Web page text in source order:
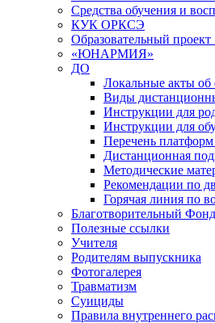
Средства обучения и
КУК ОРКСЭ
Образовательный проект
«ЮНАРМИЯ»
ДО
Локальные акты
Виды
Инструкции для
Инструкции для
Перечень
Дистанционная
Методические
Рекомендации по
Горячая линия по
Благотворительный Фонд
Полезные ссылки
Учителя
Родителям выпускника
Фотогалерея
Травматизм
Суициды
Правила внутреннего